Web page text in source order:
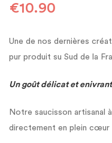
€10.90
Une de nos dernières
pur produit su Sud de la
Un goût délicat et
Notre saucisson artisanal
directement en plein cœur